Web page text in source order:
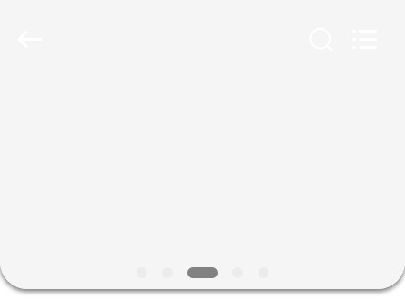
حولنا